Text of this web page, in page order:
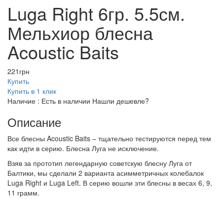
Luga Right 6гр. 5.5см.
Мельхиор блесна
Acoustic Baits
221 грн
Купить
Купить в 1 клик
Наличие : Есть в наличии Нашли дешевле?
Описание
Все блесны Acoustic Baits – тщательно тестируются перед тем
как идти в серию. Блесна Луга не исключение.
Взяв за прототип легендарную советскую блесну Луга от
Балтики, мы сделали 2 варианта асимметричных колебалок
Luga Right и Luga Left. В серию вошли эти блесны в весах 6, 9,
11 грамм.